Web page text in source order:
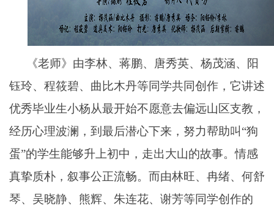
《老师》由李林、蒋鹏、唐秀英、杨茂涵、阳
钰玲、程筱碧、曲比木丹等同学共同创作，它讲述
优秀毕业生小杨从最开始不愿意去偏远山区支教，
经历心理波澜，到最后潜心下来，努力帮助叫“狗
蛋”的学生能够升上初中，走出大山的故事。情感
真挚质朴，叙事公正流畅。而由林旺、冉绪、何舒
琴、吴晓静、熊辉、朱连花、谢芳等同学创作的